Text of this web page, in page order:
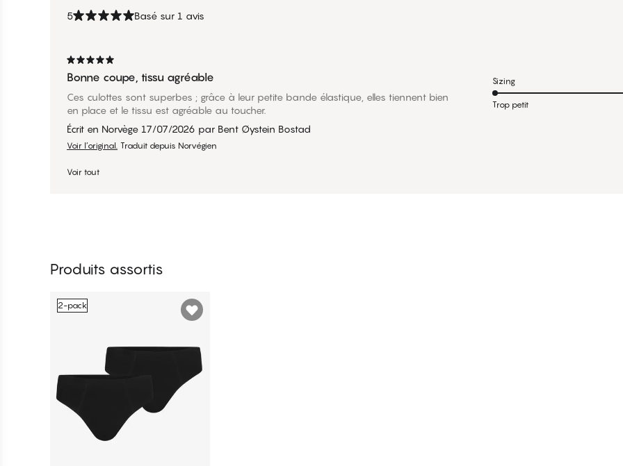
5 Basé sur 1 avis
Bonne coupe, tissu agréable
Ces culottes sont superbes ; grâce à leur petite bande élastique, elles tiennent bien
en place et le tissu est agréable au toucher.
Écrit en Norvège 17/07/2026 par Bent Øystein Bostad
Voir l’original. Traduit depuis Norvégien
Voir tout
Sizing
Trop petit
Produits assortis
2-pack